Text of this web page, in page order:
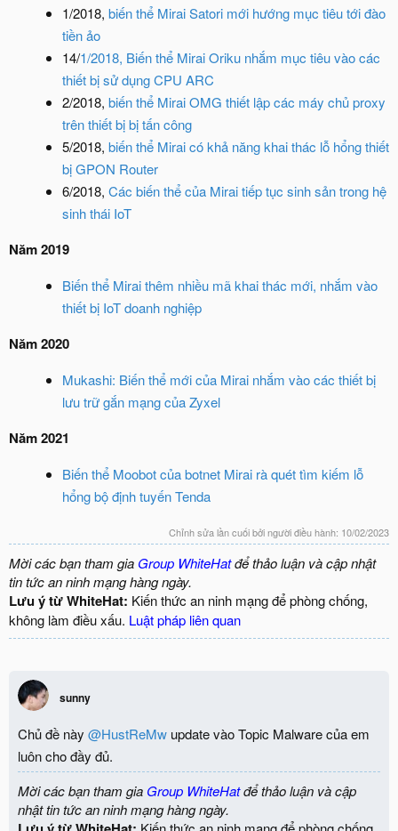
1/2018, biến thể Mirai Satori mới hướng mục tiêu tới đào
tiền ảo
14/1/2018, Biến thể Mirai Oriku nhắm mục tiêu vào các
thiết bị sử dụng CPU ARC
2/2018, biến thể Mirai OMG thiết lập các máy chủ proxy
trên thiết bị bị tấn công
5/2018, biến thể Mirai có khả năng khai thác lỗ hổng thiết
bị GPON Router
6/2018, Các biến thể của Mirai tiếp tục sinh sản trong hệ
sinh thái IoT
Năm 2019
Biến thể Mirai thêm nhiều mã khai thác mới, nhắm vào
thiết bị IoT doanh nghiệp
Năm 2020
Mukashi: Biến thể mới của Mirai nhắm vào các thiết bị
lưu trữ gắn mạng của Zyxel
Năm 2021
Biến thể Moobot của botnet Mirai rà quét tìm kiếm lỗ
hổng bộ định tuyến Tenda
Chỉnh sửa lần cuối bởi người điều hành: 10/02/2023
Mời các bạn tham gia Group WhiteHatđể thảo luận và cập nhật
tin tức an ninh mạng hàng ngày.
Lưu ý từ WhiteHat: Kiến thức an ninh mạng để phòng chống,
không làm điều xấu. Luật pháp liên quan
sunny
Chủ đề này @HustReMw update vào Topic Malware của em
luôn cho đầy đủ.
Mời các bạn tham gia Group WhiteHatđể thảo luận và cập
nhật tin tức an ninh mạng hàng ngày.